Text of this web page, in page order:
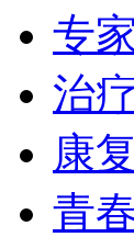
专
治
康
青